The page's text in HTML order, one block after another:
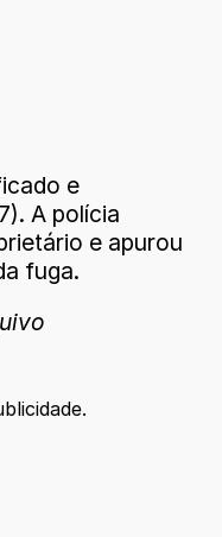
e
A polícia
e apurou
fuga.